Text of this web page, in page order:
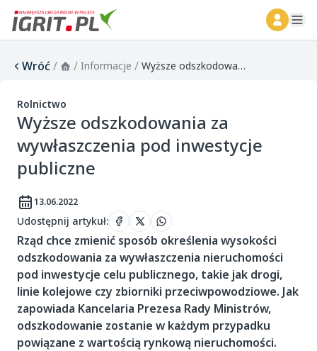
Wróć/ / Informacje / Wyższe odszkodowania za wywłaszczenia pod inwestycje publiczne
Rolnictwo
Wyższe odszkodowania za
wywłaszczenia pod inwestycje
publiczne
13.06.2022
Udostępnij artykuł:
Rząd chce zmienić sposób określenia wysokości
odszkodowania za wywłaszczenia nieruchomości
pod inwestycje celu publicznego, takie jak drogi,
linie kolejowe czy zbiorniki przeciwpowodziowe. Jak
zapowiada Kancelaria Prezesa Rady Ministrów,
odszkodowanie zostanie w każdym przypadku
powiązane z wartością rynkową nieruchomości.